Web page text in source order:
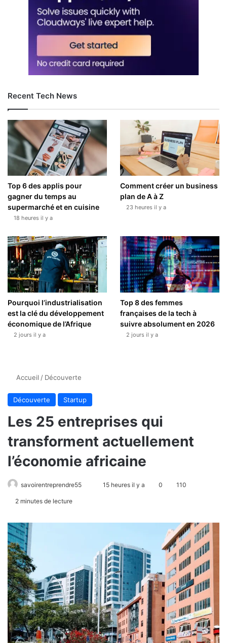
Recent Tech News
Top 6 des applis pour
gagner du temps au
supermarché et en cuisine
18 heures il y a
Comment créer un business
plan de A à Z
23 heures il y a
Pourquoi l’industrialisation
est la clé du développement
économique de l’Afrique
2 jours il y a
Top 8 des femmes
françaises de la tech à
suivre absolument en 2026
2 jours il y a